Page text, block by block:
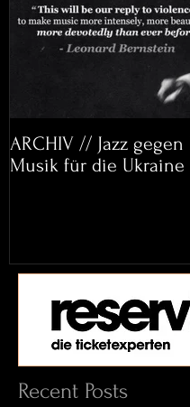
ARCHIV // Jazz gegen
Musik für die Ukraine
Recent Posts